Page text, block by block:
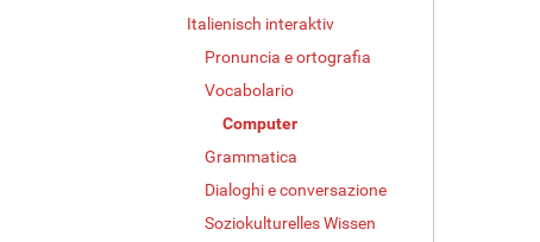
Italienisch interaktiv
Pronuncia e ortografia
Vocabolario
Computer
Grammatica
Dialoghi e conversazione
Soziokulturelles Wissen